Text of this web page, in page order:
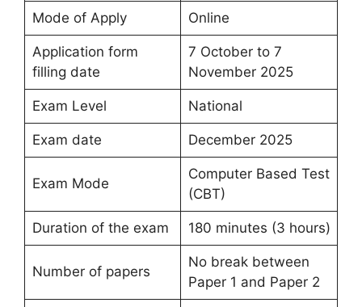
Mode of Apply Online
Application form
filling date
7 October to 7
November 2025
Exam Level National
Exam date December 2025
Exam Mode
Computer Based Test
(CBT)
Duration of the exam 180 minutes (3 hours)
Number of papers
No break between
Paper 1 and Paper 2